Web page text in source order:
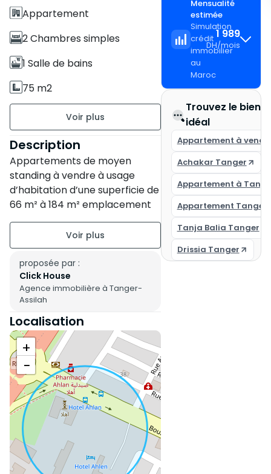
Appartement
2 Chambres simples
1 Salle de bains
75 m2
Non meublé
étage 4 sur 4
Description
Appartements de moyen
standing à vendre à usage
d’habitation d’une superficie de
66 m² à 184 m² emplacement
stratégique, proche de toute
commodité à des prix très
attractif allant de 350 000 DHS
à 980 000 DHS composés de 2
à 3 chambres, Hall, salon,
balcons, cuisine & SDB
Bd des FAR croisé par la rue AL
FIDAE et avenue ARABIE
SAOUDITE.
En face centre commerciale
MARJANE Route de Rabat
Les appartements ont des vues
soit sur la façade principale (
route de Rabat) soit sur patio
intérieur ou façade arrière qui
donne sur la rue de lotissement
proposée par :
Click House
Agence immobilière à Tanger-
Assilah
Localisation
+
−
Mensualité
estimée
Simulation
crédit
immobilier
au
Maroc
1 989
DH/mois
Trouvez le bien
idéal
Appartement à
Achakar Tanger
Appartement à
Appartement Tanger
Tanja Balia Tanger
Drissia Tanger